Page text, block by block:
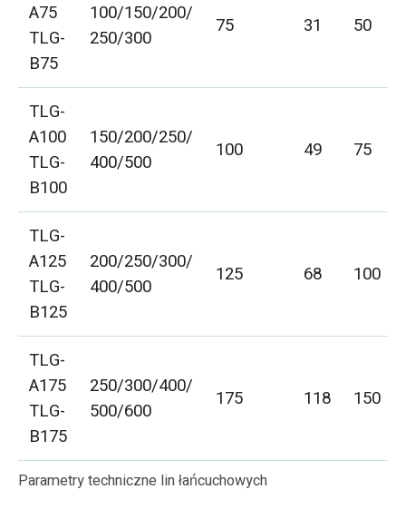
A75
TLG-
B75
100/150/200/
250/300
75 31 50
TLG-
A100
TLG-
B100
150/200/250/
400/500
100 49 75
TLG-
A125
TLG-
B125
200/250/300/
400/500
125 68 100
TLG-
A175
TLG-
B175
250/300/400/
500/600
175 118 150
Parametry techniczne lin łańcuchowych